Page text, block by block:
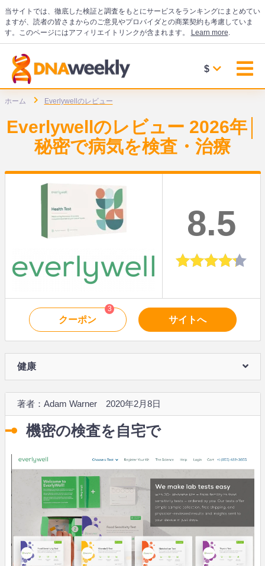
当サイトでは、徹底した検証と調査をもとにサービスをランキングにまとめてい
ますが、読者の皆さまからのご意見やプロバイダとの商業契約も考慮していま
す。このページにはアフィリエイトリンクが含まれます。
Learn more.
$
ホーム Everlywellのレビュー
Everlywellのレビュー 2026年│
秘密で病気を検査・治療
8.5
3
クーポン サイトへ
健康
著者：Adam Warner 2020年2月8日
機密の検査を自宅で